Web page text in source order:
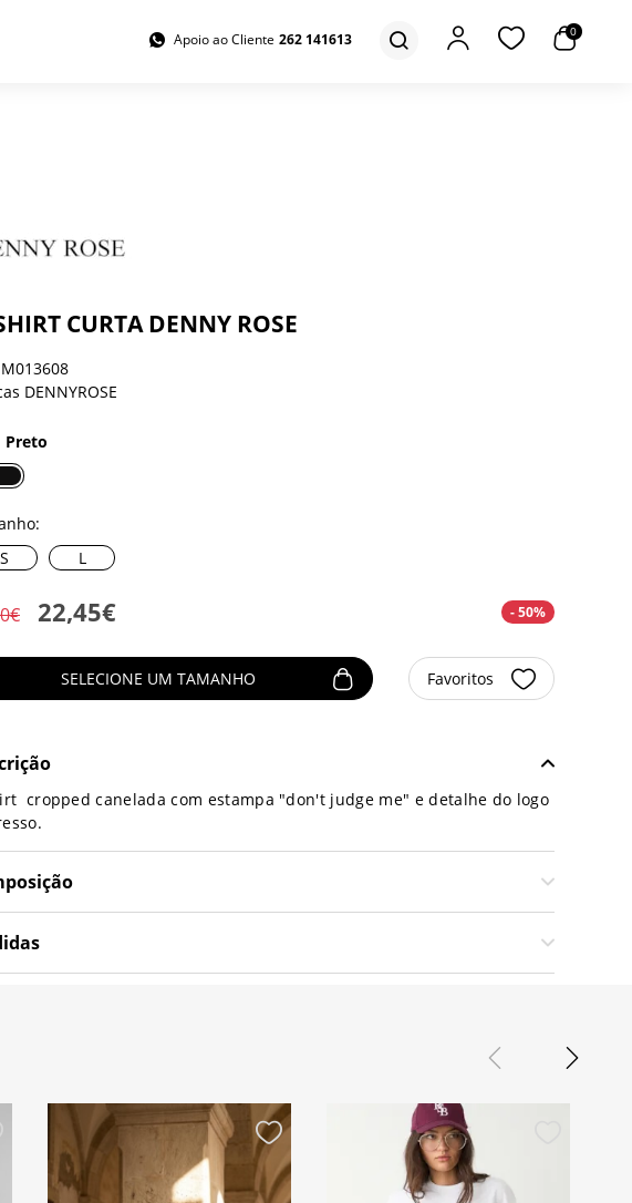
Apoio ao Cliente 262 141613 0
CURTA DENNY ROSE
M013608
DENNYROSE
Preto
S
L
22,45€ - 50%
SELECIONE UM TAMANHO Favoritos
cropped canelada com estampa "don't judge me" e detalhe do logo